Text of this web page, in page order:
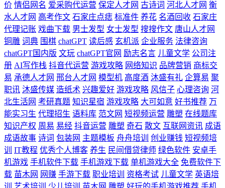
价 情侣网名 爱采购代运营 保定人才网 古诗词 河北人才网 衡
水人才网 高考作文 石家庄点痣 标准件 养花 名酒回收 石家庄
代理记账 戏曲下载 男士发型 女士发型 搜搜作文 唐山人才网
铜雕 词典 围棋 chatGPT 读后感 玄机派 企业服务 法律咨询
chatGPT国内版 文玩 chatGPT官网 励志名言 儿童文学 公司注
册 AI写作栈 抖音代运营 游戏攻略 网络知识 品牌营销 商标交
易 承德人才网 邢台人才网 模型机 高度酒 沐盛有礼 企算易 聚
职讯 沐盛传媒 造纸术 兴趣爱好 游戏攻略 风信子 心理咨询 河
北生活网 考研真题 知识星宿 游戏攻略 大可如意 好书推荐 万
能实习生 代理招生 语料库 范文网 短视频运营 雕塑 在线题库
知识产权 周易 易经 抖音运营 雕塑 奇石 散文 互联网资讯 成语
成语故事 诗词 包装网 主题模板 舟舟培训 创业赚钱 短视频培
训
IT教程 优秀个人博客 养生 民间借贷律师 绿色软件 安卓手
机游戏 手机软件下载 手机游戏下载 单机游戏大全 免费软件下
载 苗木网 网赚 手游下载 职业培训 资格考试 儿童文学 英语培